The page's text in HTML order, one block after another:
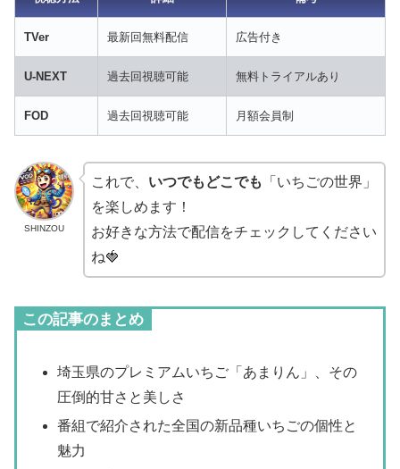
TVer 最新回無料配信 広告付き
U-NEXT 過去回視聴可能 無料トライアルあり
FOD 過去回視聴可能 月額会員制
SHINZOU
これで、 いつでもどこでも 「いちごの世界」
を楽しめます！
お好きな方法で配信をチェックしてください
ね🍓
この記事のまとめ
埼玉県のプレミアムいちご「あまりん」、その
圧倒的甘さと美しさ
番組で紹介された全国の新品種いちごの個性と
魅力